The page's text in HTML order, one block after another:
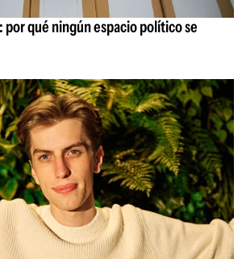
por qué ningún espacio político se